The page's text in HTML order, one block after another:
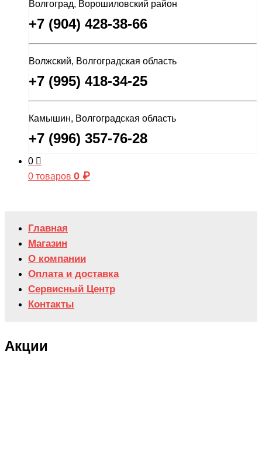
Волгоград, Ворошиловский район
+7 (904) 428-38-66
Волжский, Волгоградская область
+7 (995) 418-34-25
Камышин, Волгоградская область
+7 (996) 357-76-28
0
0 товаров 0 ₽
Главная
Магазин
О компании
Оплата и доставка
Сервисный Центр
Контакты
Акции